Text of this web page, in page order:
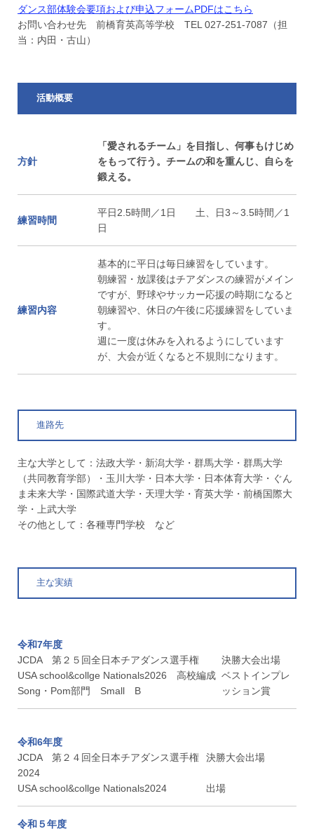
ダンス部体験会要項および申込フォームPDFはこちら
お問い合わせ先 前橋育英高等学校 TEL 027-251-7087（担
当：内田・古山）
活動概要
方針
「愛されるチーム」を目指し、何事もけじめ
をもって行う。チームの和を重んじ、自らを
鍛える。
練習時間
平日2.5時間／1日 土、日3～3.5時間／1
日
練習内容
基本的に平日は毎日練習をしています。
朝練習・放課後はチアダンスの練習がメイン
ですが、野球やサッカー応援の時期になると
朝練習や、休日の午後に応援練習をしていま
す。
週に一度は休みを入れるようにしています
が、大会が近くなると不規則になります。
進路先
主な大学として：法政大学・新潟大学・群馬大学・群馬大学
（共同教育学部）・玉川大学・日本大学・日本体育大学・ぐん
ま未来大学・国際武道大学・天理大学・育英大学・前橋国際大
学・上武大学
その他として：各種専門学校 など
主な実績
令和7年度
JCDA 第２５回全日本チアダンス選手権
決勝大会出場
USA school&collge Nationals2026 高校編成
Song・Pom部門 Small B
ベストインプレ
ッション賞
令和6年度
JCDA 第２４回全日本チアダンス選手権
2024
決勝大会出場
USA school&collge Nationals2024 出場
令和５年度